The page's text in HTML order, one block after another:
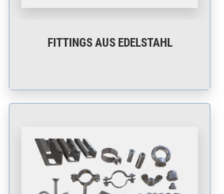
FITTINGS AUS EDELSTAHL